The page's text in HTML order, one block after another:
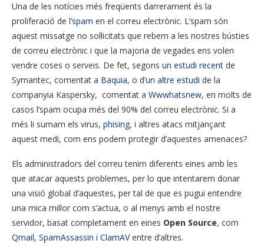
Una de les notícies més freqüents darrerament és la
proliferació de l’spam en el correu electrònic. L’spam són
aquest missatge no sol·licitats que rebem a les nostres bústies
de correu electrònic i que la majoria de vegades ens volen
vendre coses o serveis. De fet, segons un estudi recent de
Symantec, comentat a Baquia, o d’un altre estudi de la
companyia Kaspersky, comentat a Wwwhatsnew, en molts de
casos l’spam ocupa més del 90% del correu electrònic. Si a
més li sumam els virus, phising, i altres atacs mitjançant
aquest medi, com ens podem protegir d’aquestes amenaces?
Els administradors del correu tenim diferents eines amb les
que atacar aquests problemes, per lo que intentarem donar
una visió global d’aquestes, per tal de que es pugui entendre
una mica millor com s’actua, o al menys amb el nostre
servidor, basat completament en eines Open Source, com
Qmail, SpamAssassin i ClamAVentre d’altres.